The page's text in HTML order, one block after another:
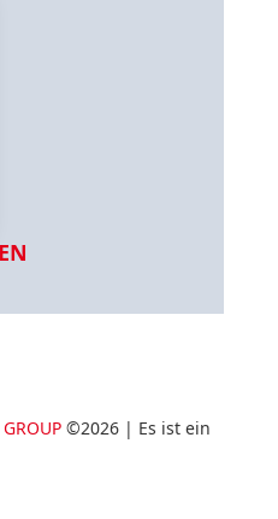
©2026 | Es ist ein